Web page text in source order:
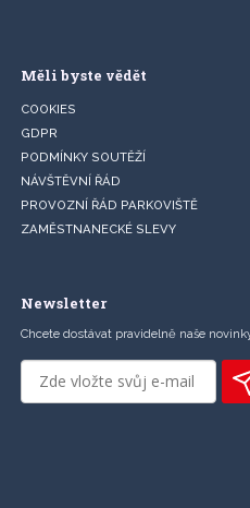
Měli byste vědět
COOKIES
GDPR
PODMÍNKY SOUTĚŽÍ
NÁVŠTĚVNÍ ŘÁD
PROVOZNÍ ŘÁD PARKOVIŠTĚ
ZAMĚSTNANECKÉ SLEVY
Newsletter
Chcete dostávat pravidelně naše